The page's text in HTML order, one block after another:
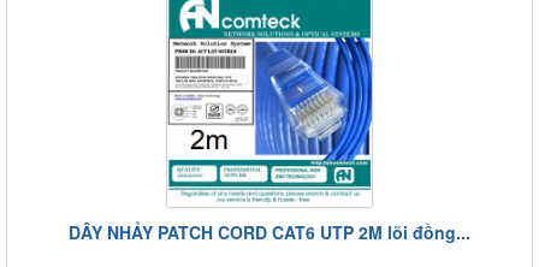
DÂY NHẢY PATCH CORD CAT6 UTP 2M lõi đồng...